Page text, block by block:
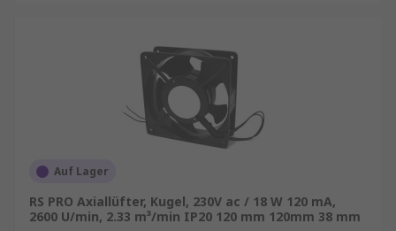
Server-Racks und IT-Systeme:
Geräuscharme Kühlung für empfindliche
Produktionsanlagen: Dauerhafte Belüftung
von Motoren, Steuerungen und Antrieben
PCs, Notebooks, Embedded-Systeme:
Kompakte Axiallüfter für effiziente
Auf Lager
RS PRO Axiallüfter, Kugel, 230V ac / 18 W 120 mA,
2600 U/min, 2.33 m³/min IP20 120 mm 120mm 38 mm